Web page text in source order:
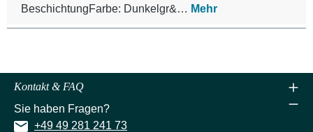
BeschichtungFarbe: Dunkelgr&… Mehr
Kontakt & FAQ
Sie haben Fragen?
+49 49 281 241 73